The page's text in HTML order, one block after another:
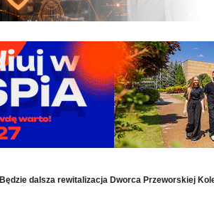
Będzie dalsza rewitalizacja Dworca Przeworskiej